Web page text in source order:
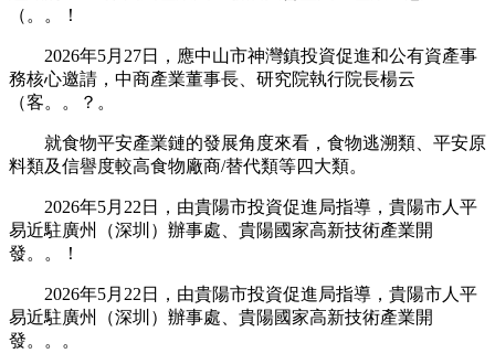
（。。！
2026年5月27日，應中山市神灣鎮投資促進和公有資產事
務核心邀請，中商產業董事長、研究院執行院長楊云
（客。。？。
就食物平安產業鏈的發展角度來看，食物逃溯類、平安原
料類及信譽度較高食物廠商/替代類等四大類。
2026年5月22日，由貴陽市投資促進局指導，貴陽市人平
易近駐廣州（深圳）辦事處、貴陽國家高新技術產業開
發。。！
2026年5月22日，由貴陽市投資促進局指導，貴陽市人平
易近駐廣州（深圳）辦事處、貴陽國家高新技術產業開
發。。。